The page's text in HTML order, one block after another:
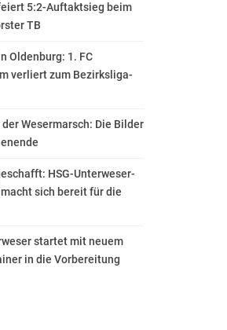
5:2-Auftaktsieg beim
TB
Oldenburg: 1. FC
verliert zum Bezirksliga-
Wesermarsch: Die Bilder
HSG-Unterweser-
sich bereit für die
startet mit neuem
in die Vorbereitung